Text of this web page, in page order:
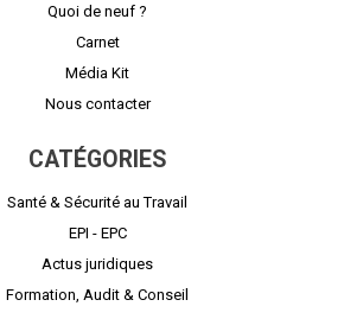
Quoi de neuf ?
Carnet
Média Kit
Nous contacter
CATÉGORIES
Santé & Sécurité au Travail
EPI - EPC
Actus juridiques
Formation, Audit & Conseil